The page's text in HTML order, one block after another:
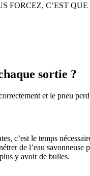
FORCEZ, C’EST
sortie ?
et le pneu
c’est le temps
de l’eau savonneuse
y avoir de bulles.